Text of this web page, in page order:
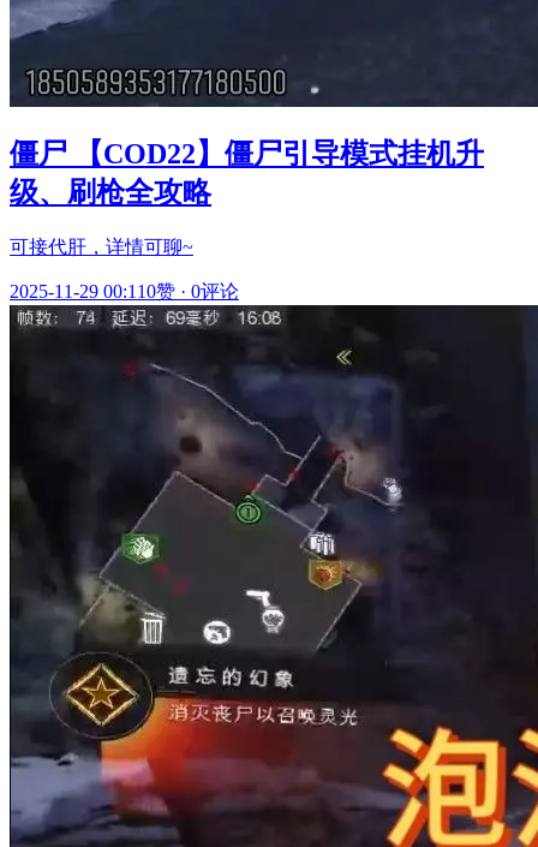
僵尸 【COD22】僵尸引导模式挂机升
级、刷枪全攻略
可接代肝，详情可聊~
2025-11-29 00:110赞 · 0评论